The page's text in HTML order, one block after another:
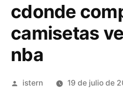
cdonde
camisetas
nba
Publicado
istern 19 de julio de